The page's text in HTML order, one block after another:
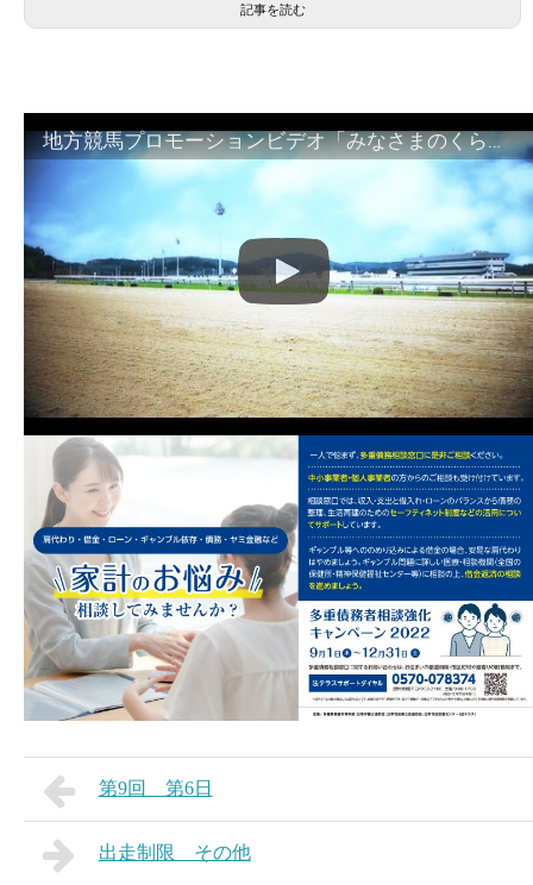
記事を読む
地方競馬プロモーションビデオ「みなさまのくらしのために」30秒篇｜NAR公式
第9回 第6日
出走制限 その他